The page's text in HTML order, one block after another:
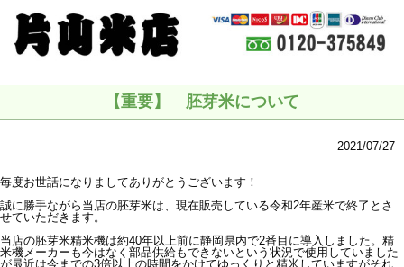
【重要】 胚芽米について
2021/07/27
毎度お世話になりましてありがとうございます！
誠に勝手ながら当店の胚芽米は、現在販売している令和2年産米で終了とさ
せていただきます。
当店の胚芽米精米機は約40年以上前に静岡県内で2番目に導入しました。精
米機メーカーも今はなく部品供給もできないという状況で使用していました
が最近は今までの3倍以上の時間をかけてゆっくりと精米していますがそれ